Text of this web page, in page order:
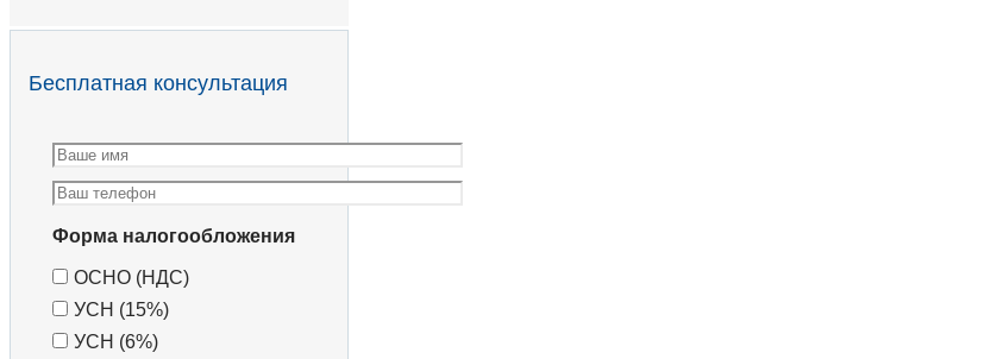
Бесплатная консультация
Форма налогообложения
ОСНО (НДС)
УСН (15%)
УСН (6%)